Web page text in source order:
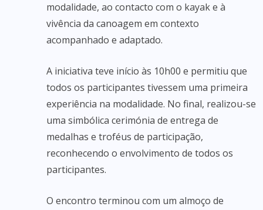
modalidade, ao contacto com o kayak e à
vivência da canoagem em contexto
acompanhado e adaptado.
A iniciativa teve início às 10h00 e permitiu que
todos os participantes tivessem uma primeira
experiência na modalidade. No final, realizou-se
uma simbólica cerimónia de entrega de
medalhas e troféus de participação,
reconhecendo o envolvimento de todos os
participantes.
O encontro terminou com um almoço de